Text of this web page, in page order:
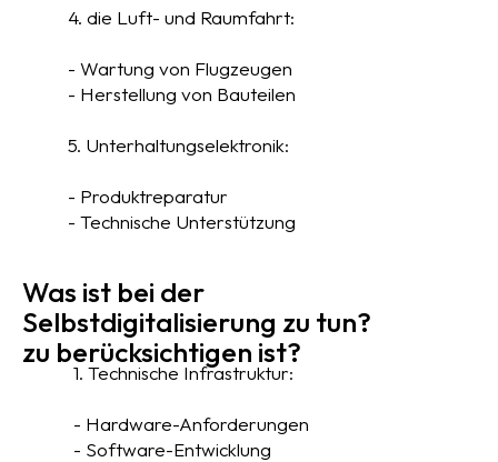
4. die Luft- und Raumfahrt:
- Wartung von Flugzeugen
- Herstellung von Bauteilen
5. Unterhaltungselektronik:
- Produktreparatur
- Technische Unterstützung
Was ist bei der
Selbstdigitalisierung zu tun?
zu berücksichtigen ist?
1. Technische Infrastruktur:
- Hardware-Anforderungen
- Software-Entwicklung